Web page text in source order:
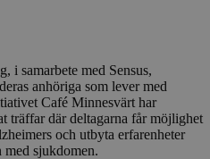
i samarbete med Sensus,
anhöriga som lever med
Café Minnesvärt har
träffar där deltagarna får möjlighet
och utbyta erfarenheter
med sjukdomen.